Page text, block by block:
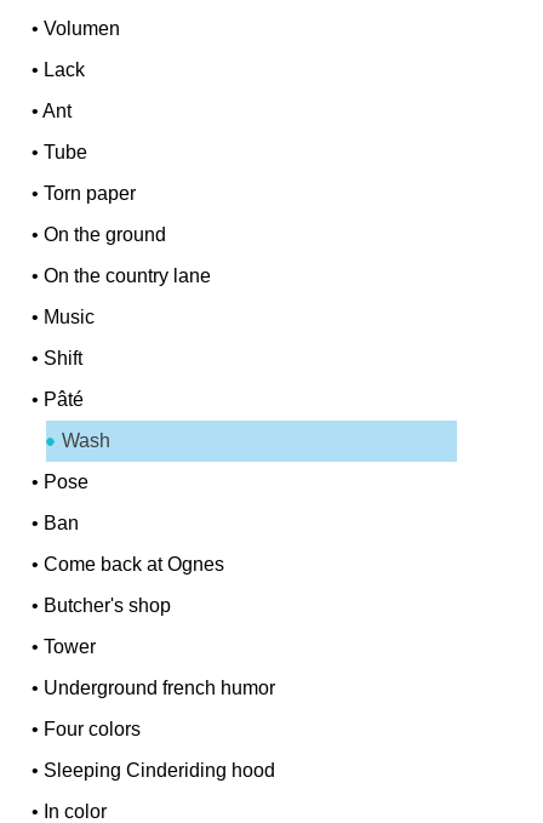
•Volumen
• Lack
•Ant
•Tube
•Torn paper
•On the ground
•On the country lane
• Music
• Shift
• Pâté
Wash
• Pose
• Ban
•Come back at Ognes
• Butcher's shop
•Tower
• Underground french humor
• Four colors
• Sleeping Cinderiding hood
• In color